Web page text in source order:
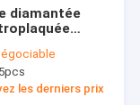
diamantée
5pcs
les derniers prix